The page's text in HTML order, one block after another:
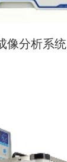
像分析系统